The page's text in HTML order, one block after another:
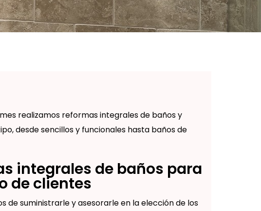
realizamos reformas integrales de baños y
desde sencillos y funcionales hasta baños de
integrales de baños para
de clientes
de suministrarle y asesorarle en la elección de los